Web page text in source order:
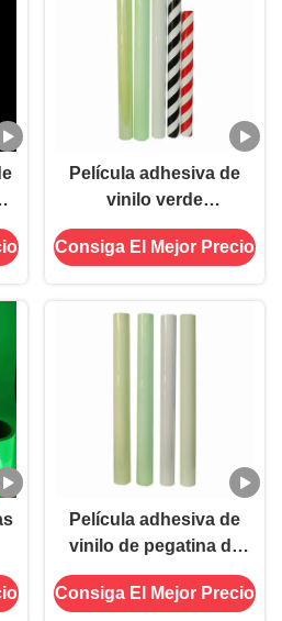
Película adhesiva de
vinilo verde
luminiscente auto
brillante en la oscuridad
Consiga El Mejor Precio
Película adhesiva de
vinilo de pegatina de
OEM verde
fotoluminiscente brillo
Consiga El Mejor Precio